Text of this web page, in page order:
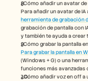
¿Cómo añadir un avatar
herramienta de grabación
grabación de pantalla con
y también te ayuda a crear
¿Cómo grabar la pantalla
Para grabar la pantalla en
(Windows + G) o una
funciones más avanzadas
¿Cómo añadir voz en off a